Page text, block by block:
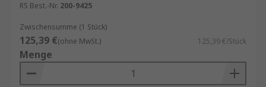
RS Best.-Nr. 200-9425
Zwischensumme (1 Stück)
125,39 €(ohne MwSt.) 125,39 €/Stück
Menge